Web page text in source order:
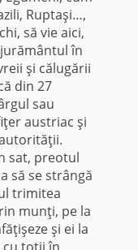
Ruptaşi…,
să vie aici,
în
şi călugării
din 27
sau
austriac şi
sat, preotul
să se strângă
trimitea
munţi, pe la
şi ei la